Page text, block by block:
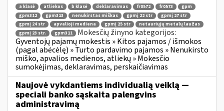
a klasė atliekos b klasė deklaravimas fr0572 fr0573
gpm
gpm312
gpm313 nenukirstas miškas gpmį 22 str
gpmį 27 str
gpmį 24 str
apvalioji mediena gpmį 25 str
netauriųjų metalų laužas
gpmį 23 str.
gpm311
Mokesčių žinyno kategorijos:
Gyventojų pajamų mokestis » Kitos pajamos / išmokos
(pagal abėcėlę) » Turto pardavimo pajamos » Nenukirsto
miško, apvalios medienos, atliekų » Mokesčio
sumokėjimas, deklaravimas, perskaičiavimas
Naujovė vykdantiems individualią veiklą —
speciali banko sąskaita palengvins
administravimą